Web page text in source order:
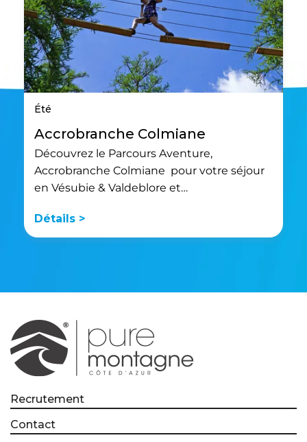
Été
Accrobranche Colmiane
Découvrez le Parcours Aventure,
Accrobranche Colmiane pour votre séjour
en Vésubie & Valdeblore et…
Détails >
Recrutement
Contact